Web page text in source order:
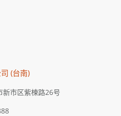
(台南)
市区紫楝路26号